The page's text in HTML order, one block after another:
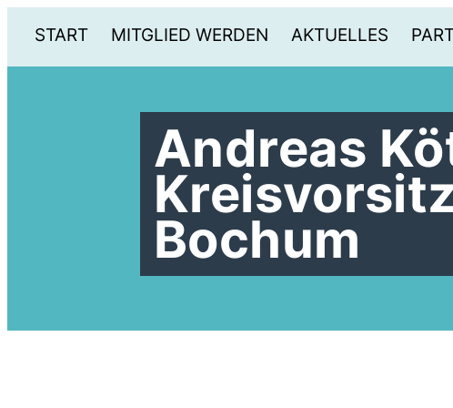
START MITGLIED WERDEN AKTUELLES
Andreas
Bochum